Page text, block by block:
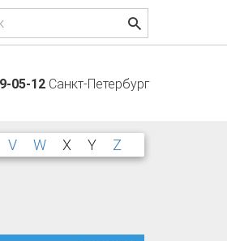
05-12 Санкт-Петербург
VW X Y Z